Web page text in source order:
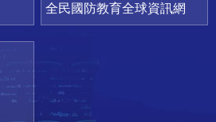
全民國防教育全球資訊網